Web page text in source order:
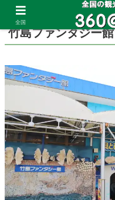
ホーム 愛知県 蒲郡
竹島ファンタジー館
全国